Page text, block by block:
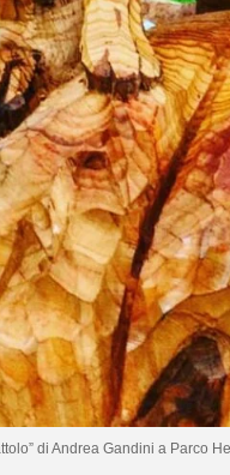
di Andrea Gandini a Parco